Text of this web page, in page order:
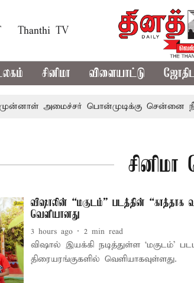
Thanthi TV
சினிமா விளையாட்டு
அமைச்சர் பொன்முடிக்கு சென்னை
விஷாலின் “மகுடம்” படத்தின்
வெளியானது
3 hours ago 2 min read
விஷால் இயக்கி நடித்துள்ள ‘மகுடம்’ படம் ஆகஸ்ட் 14 ஆம்
திரையரங்குகளில் வெளியாகவுள்ளது.